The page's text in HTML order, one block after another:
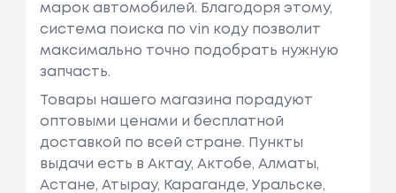
марок автомобилей. Благодоря этому,
система поиска по vin коду позволит
максимально точно подобрать нужную
запчасть.
Товары нашего магазина порадуют
оптовыми ценами и бесплатной
доставкой по всей стране. Пункты
выдачи есть в Актау, Актобе, Алматы,
Астане, Атырау, Караганде, Уральске,